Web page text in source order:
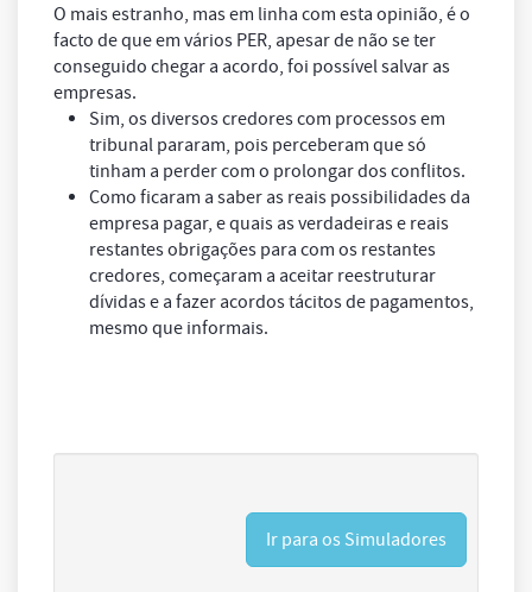
O mais estranho, mas em linha com esta opinião, é o
facto de que em vários PER, apesar de não se ter
conseguido chegar a acordo, foi possível salvar as
empresas.
Sim, os diversos credores com processos em
tribunal pararam, pois perceberam que só
tinham a perder com o prolongar dos conflitos.
Como ficaram a saber as reais possibilidades da
empresa pagar, e quais as verdadeiras e reais
restantes obrigações para com os restantes
credores, começaram a aceitar reestruturar
dívidas e a fazer acordos tácitos de pagamentos,
mesmo que informais.
Ir para os Simuladores